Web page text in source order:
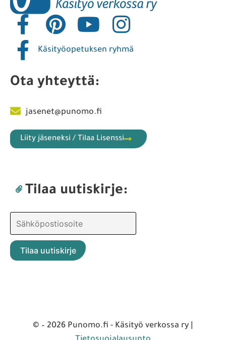
Käsityöopetuksen ryhmä
Ota yhteyttä:
jasenet@punomo.fi
Liity jäseneksi / Tilaa Lisenssi
Tilaa uutiskirje:
© – 2026 Punomo.fi - Käsityö verkossa ry |